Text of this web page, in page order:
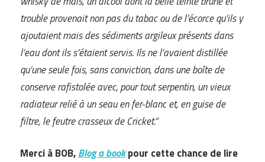
trouble provenait non pas du tabac ou de l’écorce qu’ils y
ajoutaient mais des sédiments argileux présents dans
l’eau dont ils s’étaient servis. Ils ne l’avaient distillée
qu’une seule fois, sans conviction, dans une boîte de
conserve rafistolée avec, pour tout serpentin, un vieux
radiateur relié à un seau en fer-blanc et, en guise de
filtre, le feutre crasseux de Cricket.”
Merci à BOB,Blog a bookpour cette chance de lire